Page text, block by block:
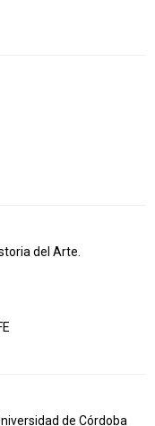
del Arte.
de Córdoba